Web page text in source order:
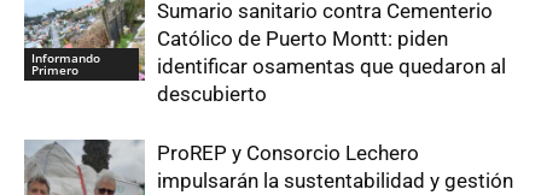
Informando
Primero
Sumario sanitario contra Cementerio
Católico de Puerto Montt: piden
identificar osamentas que quedaron al
descubierto
ProREP y Consorcio Lechero
impulsarán la sustentabilidad y gestión